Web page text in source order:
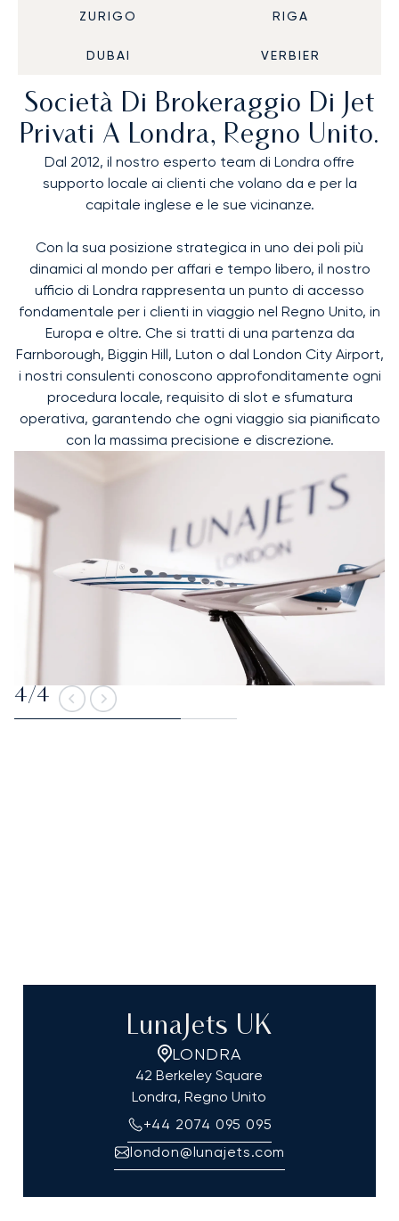
ZURIGO RIGA
DUBAI VERBIER
Società Di Brokeraggio Di Jet
Privati A Londra, Regno Unito.
Dal 2012, il nostro esperto team di Londra offre
supporto locale ai clienti che volano da e per la
capitale inglese e le sue vicinanze.
Con la sua posizione strategica in uno dei poli più
dinamici al mondo per affari e tempo libero, il nostro
ufficio di Londra rappresenta un punto di accesso
fondamentale per i clienti in viaggio nel Regno Unito, in
Europa e oltre. Che si tratti di una partenza da
Farnborough, Biggin Hill, Luton o dal London City Airport,
i nostri consulenti conoscono approfonditamente ogni
procedura locale, requisito di slot e sfumatura
operativa, garantendo che ogni viaggio sia pianificato
con la massima precisione e discrezione.
4/4
LunaJets UK
LONDRA
42 Berkeley Square
Londra, Regno Unito
+44 2074 095 095
london@lunajets.com